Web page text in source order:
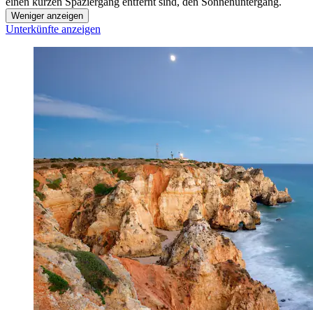
Weniger anzeigen
Unterkünfte anzeigen